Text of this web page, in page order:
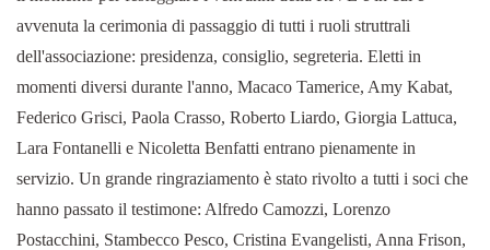
avvenuta la cerimonia di passaggio di tutti i ruoli struttrali
dell'associazione: presidenza, consiglio, segreteria. Eletti in
momenti diversi durante l'anno, Macaco Tamerice, Amy Kabat,
Federico Grisci, Paola Crasso, Roberto Liardo, Giorgia Lattuca,
Lara Fontanelli e Nicoletta Benfatti entrano pienamente in
servizio. Un grande ringraziamento è stato rivolto a tutti i soci che
hanno passato il testimone: Alfredo Camozzi, Lorenzo
Postacchini, Stambecco Pesco, Cristina Evangelisti, Anna Frison,